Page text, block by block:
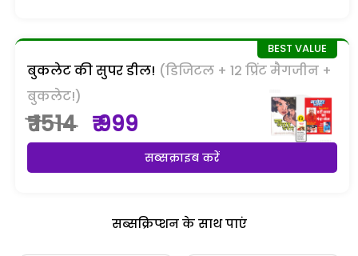
बुकलेट की सुपर डील! (डिजिटल + 12 प्रिंट मैगजीन +
बुकलेट!)
₹ 1514 ₹ 999
सब्सक्राइब करें
सब्सक्रिप्शन के साथ पाएं